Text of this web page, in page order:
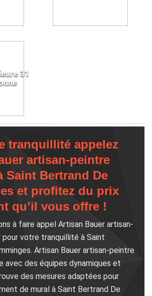
31
tranquillité appelez
artisan-peintre
Saint Bertrand De
et profitez du prix
qu’il vous offre !
à faire appel Artisan Bauer artisan-
votre tranquillité à Saint
Artisan Bauer artisan-peintre
avec des équipes dynamiques et
des mesures adaptées pour
de mural à Saint Bertrand De